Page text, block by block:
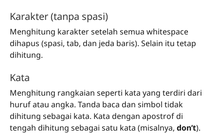
Karakter (tanpa spasi)
Menghitung karakter setelah semua whitespace
dihapus (spasi, tab, dan jeda baris). Selain itu tetap
dihitung.
Kata
Menghitung rangkaian seperti kata yang terdiri dari
huruf atau angka. Tanda baca dan simbol tidak
dihitung sebagai kata. Kata dengan apostrof di
tengah dihitung sebagai satu kata (misalnya, don’t).